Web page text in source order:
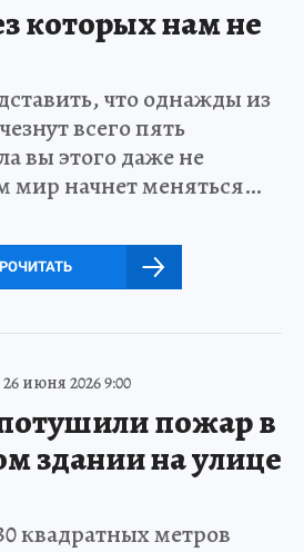
которых нам не
что однажды из
всего пять
вы этого даже не
мир начнет меняться…
26 июня 2026 9:00
пожар в
здании на улице
квадратных метров